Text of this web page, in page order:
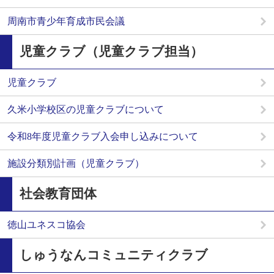
周南市青少年育成市民会議
児童クラブ（児童クラブ担当）
児童クラブ
久米小学校区の児童クラブについて
令和8年度児童クラブ入会申し込みについて
施設分類別計画（児童クラブ）
社会教育団体
徳山ユネスコ協会
しゅうなんコミュニティクラブ